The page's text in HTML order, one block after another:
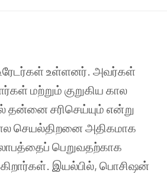
டிரேடர்கள் உள்ளனர். அவர்கள்
மற்றும் குறுகிய கால
தன்னை சரிசெய்யும் என்று
செயல்திறனை அதிகமாக
லாபத்தைப் பெறுவதற்காக
இயல்பில், பொசிஷன்